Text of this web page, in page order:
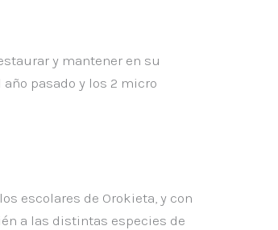
y mantener en su
pasado y los 2 micro
escolares de Orokieta, y con
a las distintas especies de